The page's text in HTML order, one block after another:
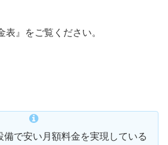
』をご覧ください。
備で安い月額料金を実現している